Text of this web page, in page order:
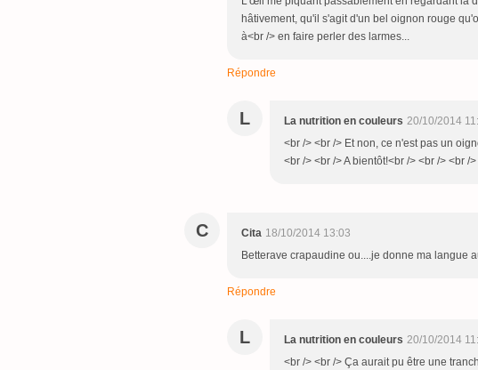
hâtivement, qu'il s'agit d'un bel oignon rouge
à<br /> en faire perler des larmes...
Répondre
L La nutrition en couleurs 20/10/2014
<br /> <br /> Et non, ce n'est pas un
<br /> <br /> A bientôt!<br /> <br /> <br /
C Cita 18/10/2014 13:03
Betterave crapaudine ou....je donne ma langue
Répondre
L La nutrition en couleurs 20/10/2014
<br /> <br /> Ça aurait pu être une